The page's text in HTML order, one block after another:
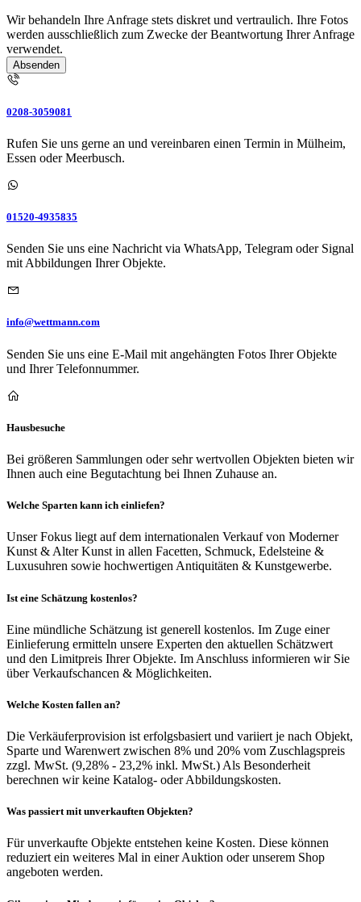
Wir behandeln Ihre Anfrage stets diskret und vertraulich. Ihre Fotos
werden ausschließlich zum Zwecke der Beantwortung Ihrer Anfrage
verwendet.
Absenden
0208-3059081
Rufen Sie uns gerne an und vereinbaren einen Termin in Mülheim,
Essen oder Meerbusch.
01520-4935835
Senden Sie uns eine Nachricht via WhatsApp, Telegram oder Signal
mit Abbildungen Ihrer Objekte.
info@wettmann.com
Senden Sie uns eine E-Mail mit angehängten Fotos Ihrer Objekte
und Ihrer Telefonnummer.
Hausbesuche
Bei größeren Sammlungen oder sehr wertvollen Objekten bieten wir
Ihnen auch eine Begutachtung bei Ihnen Zuhause an.
Welche Sparten kann ich einliefen?
Unser Fokus liegt auf dem internationalen Verkauf von Moderner
Kunst & Alter Kunst in allen Facetten, Schmuck, Edelsteine &
Luxusuhren sowie hochwertigen Antiquitäten & Kunstgewerbe.
Ist eine Schätzung kostenlos?
Eine mündliche Schätzung ist generell kostenlos. Im Zuge einer
Einlieferung ermitteln unsere Experten den aktuellen Schätzwert
und den Limitpreis Ihrer Objekte. Im Anschluss informieren wir Sie
über Verkaufschancen & Möglichkeiten.
Welche Kosten fallen an?
Die Verkäuferprovision ist erfolgsbasiert und variiert je nach Objekt,
Sparte und Warenwert zwischen 8% und 20% vom Zuschlagspreis
zzgl. MwSt. (9,28% - 23,2% inkl. MwSt.) Als Besonderheit
berechnen wir keine Katalog- oder Abbildungskosten.
Was passiert mit unverkauften Objekten?
Für unverkaufte Objekte entstehen keine Kosten. Diese können
reduziert ein weiteres Mal in einer Auktion oder unserem Shop
angeboten werden.